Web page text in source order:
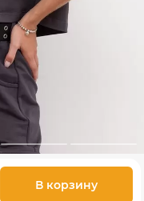
В корзину